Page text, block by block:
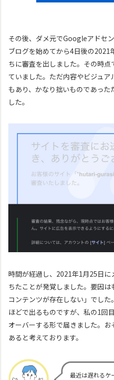
その後、ダメ元でGoogleアドセ
ブログを始めてから4日後の2021
ちに審査を出しました。その時
ていました。ただ内容やビジュ
もあり、かなり拙いものであっ
した。
時間が経過し、2021年1月25日
ちたことが発覚しました。要因は
コンテンツが存在しない」でし
ほどで出るものですが、私の1回
オーバーする形で届きました。
あると考えております。
最近は遅れるケ